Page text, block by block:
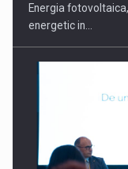
Energia
energetic in…